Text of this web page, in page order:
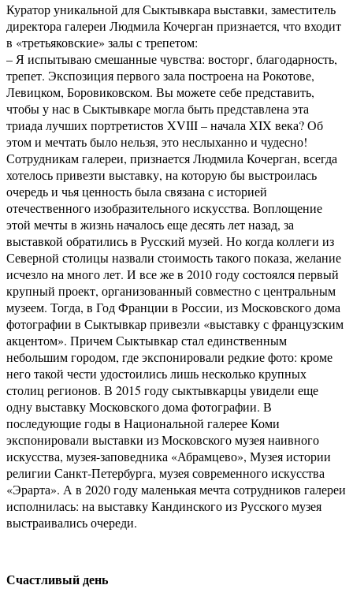
Куратор уникальной для Сыктывкара выставки, заместитель
директора галереи Людмила Кочерган признается, что входит
в «третьяковские» залы с трепетом:
– Я испытываю смешанные чувства: восторг, благодарность,
трепет. Экспозиция первого зала построена на Рокотове,
Левицком, Боровиковском. Вы можете себе представить,
чтобы у нас в Сыктывкаре могла быть представлена эта
триада лучших портретистов XVIII – начала XIX века? Об
этом и мечтать было нельзя, это неслыханно и чудесно!
Сотрудникам галереи, признается Людмила Кочерган, всегда
хотелось привезти выставку, на которую бы выстроилась
очередь и чья ценность была связана с историей
отечественного изобразительного искусства. Воплощение
этой мечты в жизнь началось еще десять лет назад, за
выставкой обратились в Русский музей. Но когда коллеги из
Северной столицы назвали стоимость такого показа, желание
исчезло на много лет. И все же в 2010 году состоялся первый
крупный проект, организованный совместно с центральным
музеем. Тогда, в Год Франции в России, из Московского дома
фотографии в Сыктывкар привезли «выставку с французским
акцентом». Причем Сыктывкар стал единственным
небольшим городом, где экспонировали редкие фото: кроме
него такой чести удостоились лишь несколько крупных
столиц регионов. В 2015 году сыктывкарцы увидели еще
одну выставку Московского дома фотографии. В
последующие годы в Национальной галерее Коми
экспонировали выставки из Московского музея наивного
искусства, музея-заповедника «Абрамцево», Музея истории
религии Санкт-Петербурга, музея современного искусства
«Эрарта». А в 2020 году маленькая мечта сотрудников галереи
исполнилась: на выставку Кандинского из Русского музея
выстраивались очереди.
Счастливый день